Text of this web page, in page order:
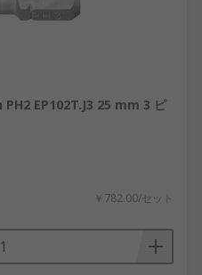
EP102T.J3 25 mm 3 ピ
￥782.00/セット